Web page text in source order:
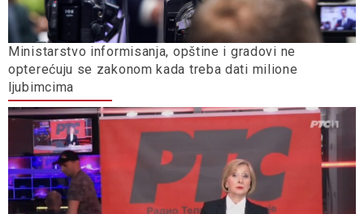
Ministarstvo informisanja, opštine i gradovi ne
opterećuju se zakonom kada treba dati milione
ljubimcima